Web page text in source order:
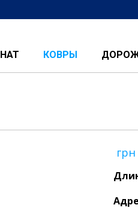
КОВРЫ
грн